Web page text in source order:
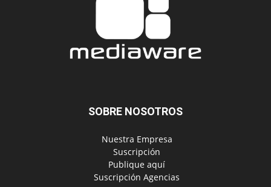
SOBRE NOSOTROS
‎ Nuestra Empresa
‎ Suscripción
‎ Publique aquí
‎ Suscripción Agencias